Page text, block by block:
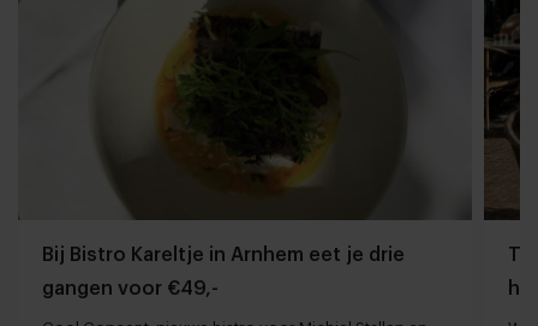
Bij Bistro Kareltje in Arnhem eet je drie
gangen voor €49,-